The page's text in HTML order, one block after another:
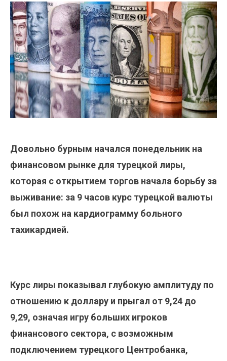
Довольно бурным начался понедельник на
финансовом рынке для турецкой лиры,
которая с открытием торгов начала борьбу за
выживание: за 9 часов курс турецкой валюты
был похож на кардиограмму больного
тахикардией.
Курс лиры показывал глубокую амплитуду по
отношению к доллару и прыгал от 9,24 до
9,29, означая игру больших игроков
финансового сектора, с возможным
подключением турецкого Центробанка,